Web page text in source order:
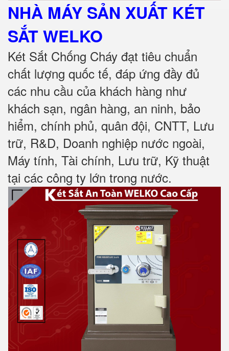
NHÀ MÁY SẢN XUẤT KÉT
SẮTWELKO
Két Sắt Chống Cháy đạt tiêu chuẩn
chất lượng quốc tế, đáp ứng đầy đủ
các nhu cầu của khách hàng như
khách sạn, ngân hàng, an ninh, bảo
hiểm, chính phủ, quân đội, CNTT, Lưu
trữ, R&D, Doanh nghiệp nước ngoài,
Máy tính, Tài chính, Lưu trữ, Kỹ thuật
tại các công ty lớn trong nước.